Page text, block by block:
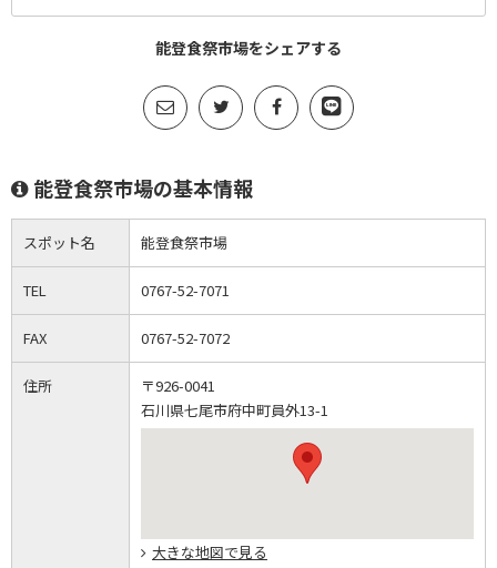
能登食祭市場をシェアする
能登食祭市場の基本情報
スポット名 能登食祭市場
TEL 0767-52-7071
FAX 0767-52-7072
住所
〒926-0041
石川県七尾市府中町員外13-1
大きな地図で見る